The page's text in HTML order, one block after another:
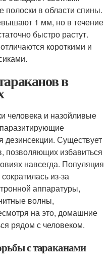
полоски в области спины.
1 мм, но в течение
быстро растут.
короткими и
в
человека и назойливые
Существует
позволяющих избавиться
навсегда. Популяция
из-за
аппаратуры,
волны,
на это, домашние
рядом с человеком.
с тараканами